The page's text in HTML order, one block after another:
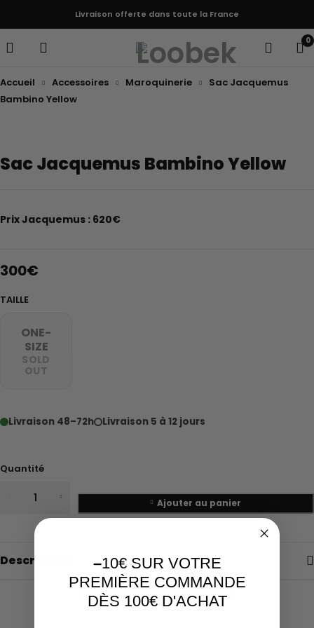
Livraison offerte dans toute la France
0
Accueil Accessoires Maroquinerie
Sac Jacquemus
Bambino Yellow
Sac Jacquemus Bambino Yellow
Prix Jacquemus : 620€
300€
TAILLE
ONE-
SIZE
SOLD
OUT
Livraison 48–72h Livraison 5 à 12 jours
Quantité
Ajouter au panier
Description
Related Products
–10€ SUR VOTRE
PREMIÈRE COMMANDE
DÈS 100€ D'ACHAT